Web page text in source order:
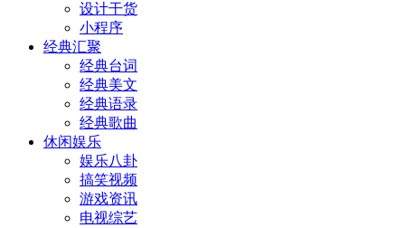
设计干货
小程序
经典汇聚
经典台词
经典美文
经典语录
经典歌曲
休闲娱乐
娱乐八卦
搞笑视频
游戏资讯
电视综艺